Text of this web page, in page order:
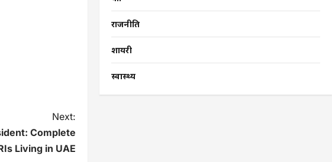
Next:
Complete
Living in UAE
राजनीति
शायरी
स्वास्थ्य